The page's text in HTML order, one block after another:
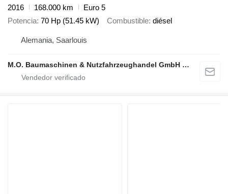
2016
168.000 km
Euro 5
Potencia 70 Hp (51.45 kW) Combustible diésel
Alemania, Saarlouis
M.O. Baumaschinen & Nutzfahrzeughandel GmbH & CO.